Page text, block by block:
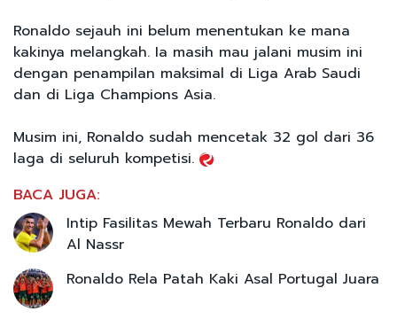
Ronaldo sejauh ini belum menentukan ke mana
kakinya melangkah. Ia masih mau jalani musim ini
dengan penampilan maksimal di Liga Arab Saudi
dan di Liga Champions Asia.
Musim ini, Ronaldo sudah mencetak 32 gol dari 36
laga di seluruh kompetisi.
BACA JUGA:
Intip Fasilitas Mewah Terbaru Ronaldo dari
Al Nassr
Ronaldo Rela Patah Kaki Asal Portugal Juara